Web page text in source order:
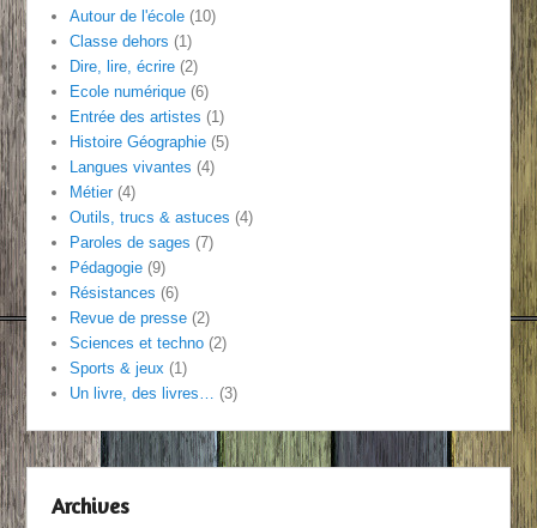
Autour de l'école (10)
Classe dehors (1)
Dire, lire, écrire (2)
Ecole numérique (6)
Entrée des artistes (1)
Histoire Géographie (5)
Langues vivantes (4)
Métier(4)
Outils, trucs & astuces (4)
Paroles de sages (7)
Pédagogie (9)
Résistances (6)
Revue de presse (2)
Sciences et techno (2)
Sports & jeux (1)
Un livre, des livres… (3)
Archives